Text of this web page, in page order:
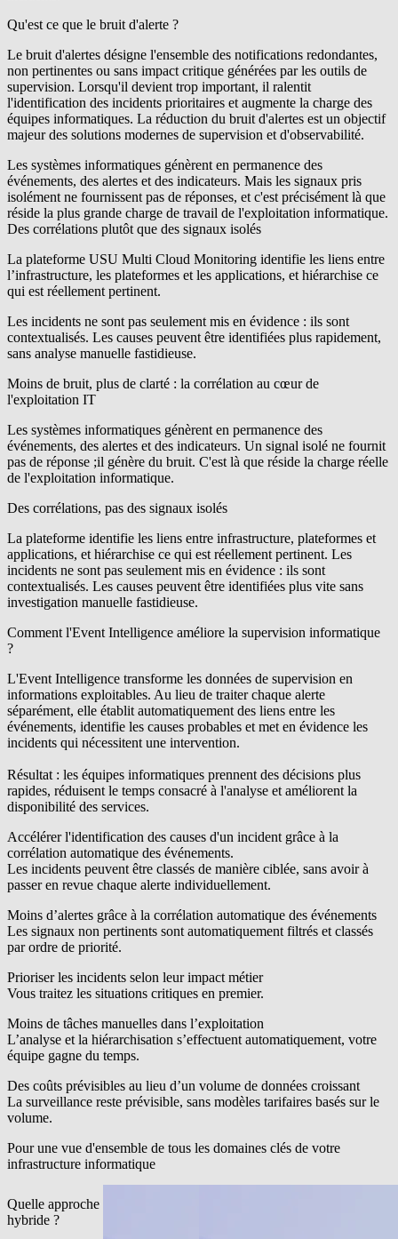
Qu'est ce que le bruit d'alerte ?
Le bruit d'alertes désigne l'ensemble des notifications redondantes,
non pertinentes ou sans impact critique générées par les outils de
supervision. Lorsqu'il devient trop important, il ralentit
l'identification des incidents prioritaires et augmente la charge des
équipes informatiques. La réduction du bruit d'alertes est un objectif
majeur des solutions modernes de supervision et d'observabilité.
Les systèmes informatiques génèrent en permanence des
événements, des alertes et des indicateurs. Mais les signaux pris
isolément ne fournissent pas de réponses, et c'est précisément là que
réside la plus grande charge de travail de l'exploitation informatique.
Des corrélations plutôt que des signaux isolés
La plateforme USU Multi Cloud Monitoring identifie les liens entre
l’infrastructure, les plateformes et les applications, et hiérarchise ce
qui est réellement pertinent.
Les incidents ne sont pas seulement mis en évidence : ils sont
contextualisés. Les causes peuvent être identifiées plus rapidement,
sans analyse manuelle fastidieuse.
Moins de bruit, plus de clarté : la corrélation au cœur de
l'exploitation IT
Les systèmes informatiques génèrent en permanence des
événements, des alertes et des indicateurs. Un signal isolé ne fournit
pas de réponse ;il génère du bruit. C'est là que réside la charge réelle
de l'exploitation informatique.
Des corrélations, pas des signaux isolés
La plateforme identifie les liens entre infrastructure, plateformes et
applications, et hiérarchise ce qui est réellement pertinent. Les
incidents ne sont pas seulement mis en évidence : ils sont
contextualisés. Les causes peuvent être identifiées plus vite sans
investigation manuelle fastidieuse.
Comment l'Event Intelligence améliore la supervision informatique
?
L'Event Intelligence transforme les données de supervision en
informations exploitables. Au lieu de traiter chaque alerte
séparément, elle établit automatiquement des liens entre les
événements, identifie les causes probables et met en évidence les
incidents qui nécessitent une intervention.
Résultat : les équipes informatiques prennent des décisions plus
rapides, réduisent le temps consacré à l'analyse et améliorent la
disponibilité des services.
Accélérer l'identification des causes d'un incident grâce à la
corrélation automatique des événements.
Les incidents peuvent être classés de manière ciblée, sans avoir à
passer en revue chaque alerte individuellement.
Moins d’alertes grâce à la corrélation automatique des événements
Les signaux non pertinents sont automatiquement filtrés et classés
par ordre de priorité.
Prioriser les incidents selon leur impact métier
Vous traitez les situations critiques en premier.
Moins de tâches manuelles dans l’exploitation
L’analyse et la hiérarchisation s’effectuent automatiquement, votre
équipe gagne du temps.
Des coûts prévisibles au lieu d’un volume de données croissant
La surveillance reste prévisible, sans modèles tarifaires basés sur le
volume.
Pour une vue d'ensemble de tous les domaines clés de votre
infrastructure informatique
Quelle approche
hybride ?